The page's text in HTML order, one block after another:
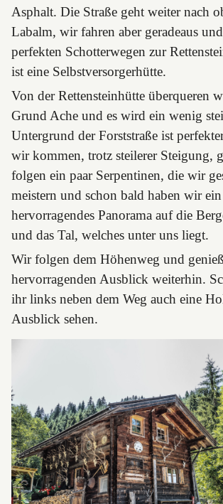
Asphalt. Die Straße geht weiter nach
Labalm, wir fahren aber geradeaus
perfekten Schotterwegen zur
ist eine Selbstversorgerhütte.
Von der Rettensteinhütte überqueren
Grund Ache und es wird ein wenig
Untergrund der Forststraße ist
wir kommen, trotz steilerer Steigung,
folgen ein paar Serpentinen, die wir
meistern und schon bald haben wir ein
hervorragendes Panorama auf die
und das Tal, welches unter uns liegt.
Wir folgen dem Höhenweg und
hervorragenden Ausblick weiterhin.
ihr links neben dem Weg auch eine
Ausblick sehen.